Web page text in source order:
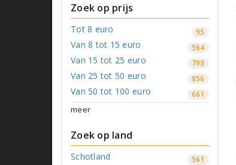
Zoek op prijs
Tot 8 euro 95
Van 8 tot 15 euro 564
Van 15 tot 25 euro 793
Van 25 tot 50 euro 856
Van 50 tot 100 euro 661
meer
Zoek op land
Schotland 561